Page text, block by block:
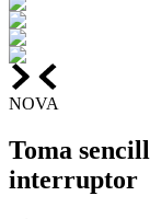
NOVA
Toma
interruptor